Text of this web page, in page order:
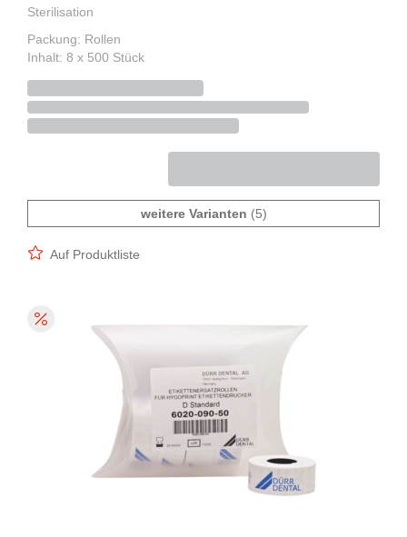
Sterilisation
Packung: Rollen
Inhalt: 8 x 500 Stück
weitere Varianten (5)
Auf Produktliste